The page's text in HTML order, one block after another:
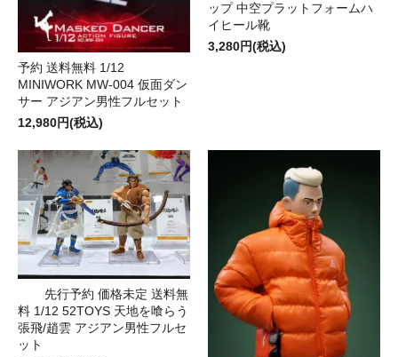
予約 送料無料 1/12
MINIWORK MW-004 仮面ダン
サー アジアン男性フルセット
12,980円(税込)
ップ 中空プラットフォームハ
イヒール靴
3,280円(税込)
先行予約 価格未定 送料無
料 1/12 52TOYS 天地を喰らう
張飛/趙雲 アジアン男性フルセ
ット